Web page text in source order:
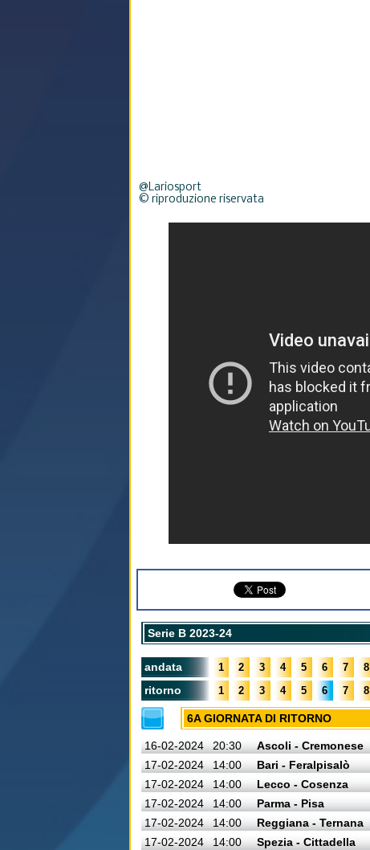
@Lariosport
© riproduzione riservata
Serie B 2023-24
andata 1 2 3 4 5 6 7 8
ritorno 1 2 3 4 5 6 7 8
6A GIORNATA DI RITORNO
16-02-2024 20:30 Ascoli - Cremonese
17-02-2024
14:00 Bari - Feralpisalò
17-02-2024
14:00 Lecco - Cosenza
17-02-2024
14:00 Parma - Pisa
17-02-2024
14:00 Reggiana - Ternana
17-02-2024
14:00 Spezia - Cittadella